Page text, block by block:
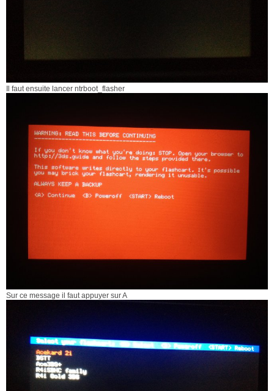
Il faut ensuite lancer ntrboot_flasher
Sur ce message il faut appuyer sur A